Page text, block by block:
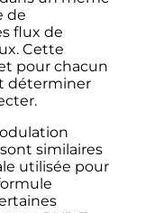
de
flux de
Cette
pour chacun
déterminer
similaires
utilisée pour